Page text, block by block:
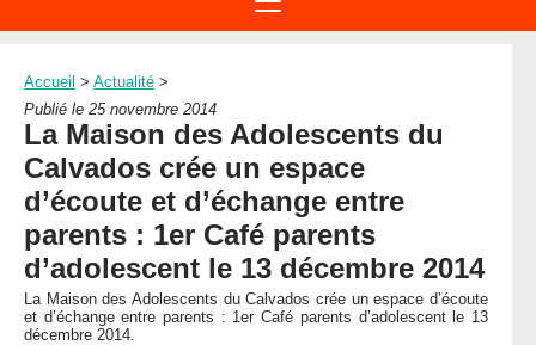
À PROPOS DU REAAP
1ÈRE VISITE
ACTUALITÉ
AGENDA
DISPOSITIFS PARENTALITÉ
SITES INTERNET
NUMÉROS VERTS
LEXIQUE
LETTRES D’INFO
MENTIONS LÉGALES
CONTACT
STRUCTURES
DOCUMENTS
FORMATIONS
Accueil > Actualité >
Publié le 25 novembre 2014
La Maison des Adolescents du
Calvados crée un espace
d’écoute et d’échange entre
parents : 1er Café parents
d’adolescent le 13 décembre 2014
La Maison des Adolescents du Calvados crée un espace d’écoute
et d’échange entre parents : 1er Café parents d’adolescent le 13
décembre 2014.